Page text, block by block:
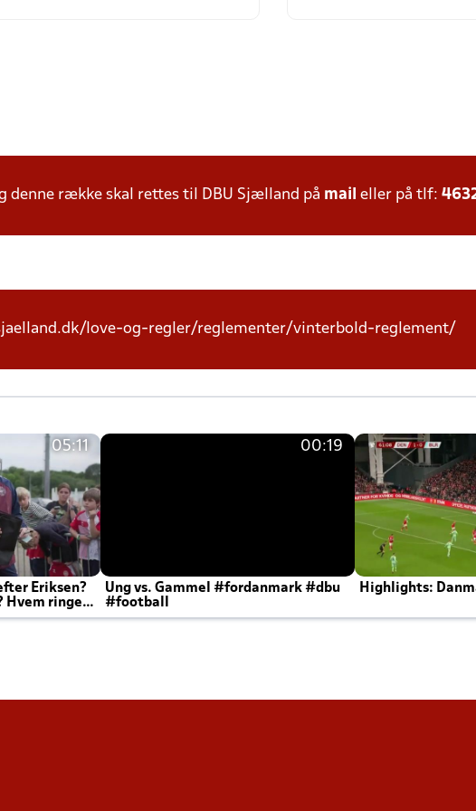
denne række skal rettes til DBU Sjælland på mail eller på tlf:
love-og-regler/reglementer/vinterbold-reglement/
05:11
Eriksen?
Hvem ringer
00:19
Ung vs. Gammel #fordanmark #dbu
#football
Highlights: